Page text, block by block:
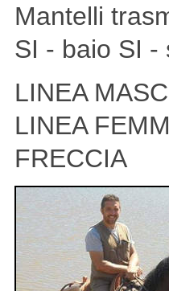
Mantelli
SI - baio SI -
LINEA
LINEA
FRECCIA